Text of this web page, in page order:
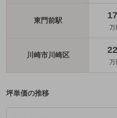
東門前駅
万
川崎市川崎区
万
坪単価の推移